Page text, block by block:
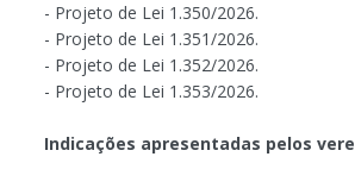
- Projeto de Lei 1.350/2026.
- Projeto de Lei 1.351/2026.
- Projeto de Lei 1.352/2026.
- Projeto de Lei 1.353/2026.
Indicações apresentadas pelos